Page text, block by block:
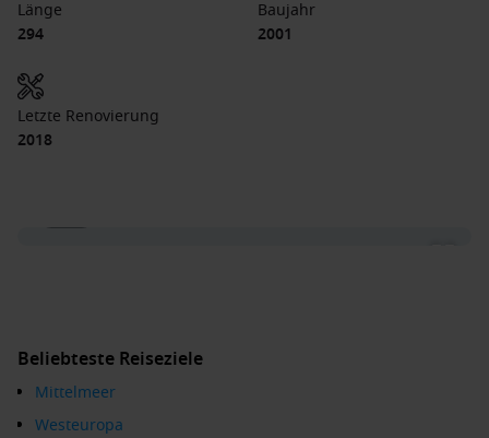
Länge
294
Baujahr
2001
Letzte Renovierung
2018
Beliebteste Reiseziele
Mittelmeer
Westeuropa